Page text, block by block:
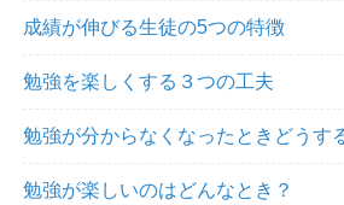
成績が伸びる生徒の5つの特徴
勉強を楽しくする３つの工夫
勉強が分からなくなったときどうす
勉強が楽しいのはどんなとき？